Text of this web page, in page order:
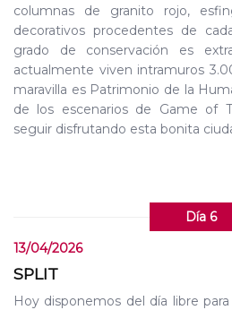
columnas de granito rojo,
decorativos procedentes de
grado de conservación es
actualmente viven intramuros
maravilla es Patrimonio de la
de los escenarios de Game of
seguir disfrutando esta bonita
Día 6
13/04/2026
SPLIT
Hoy disponemos del día libre